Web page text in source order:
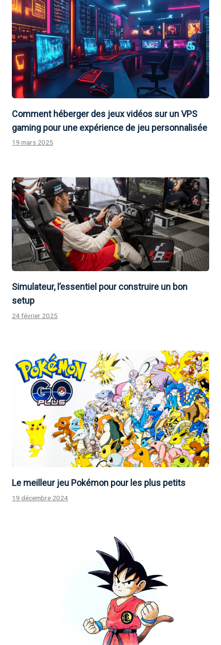
Comment héberger des jeux vidéos sur un VPS
gaming pour une expérience de jeu personnalisée
19 mars 2025
Simulateur, l’essentiel pour construire un bon
setup
24 février 2025
Le meilleur jeu Pokémon pour les plus petits
19 décembre 2024